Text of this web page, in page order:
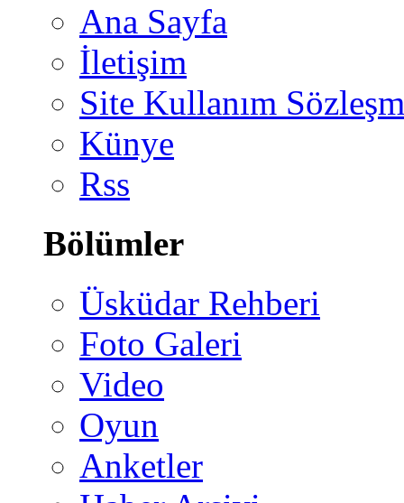
Ana Sayfa
İletişim
Site Kullanım
Künye
Rss
Bölümler
Üsküdar Rehberi
Foto Galeri
Video
Oyun
Anketler